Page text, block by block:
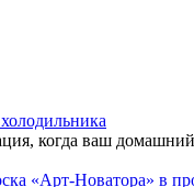
когда ваш
«Арт-Новатора» в